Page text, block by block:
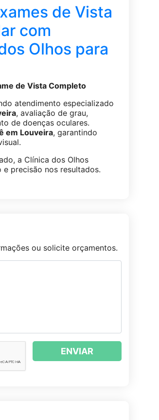
de Vista
com
Olhos para
de Vista Completo
atendimento especializado
, avaliação de grau,
de doenças oculares.
em Louveira, garantindo
a Clínica dos Olhos
precisão nos resultados.
ou solicite orçamentos.
ENVIAR